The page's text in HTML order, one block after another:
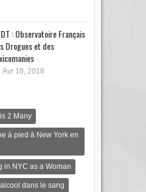
: Observatoire Français
Drogues et des
Avr 18, 2018
2 Many
à pied à New York en
in NYC as a Woman
dans le sang